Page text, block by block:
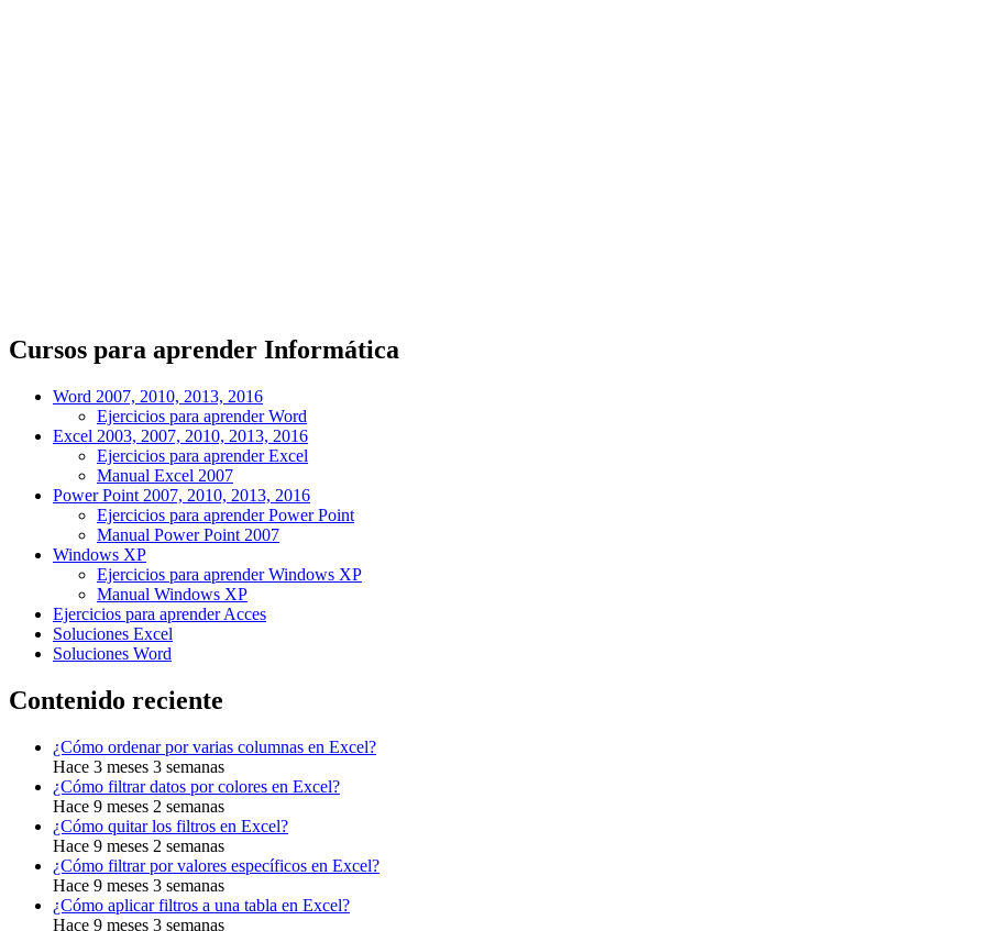
Cursos para aprender Informática
Word 2007, 2010, 2013, 2016
Ejercicios para aprender Word
Excel 2003, 2007, 2010, 2013, 2016
Ejercicios para aprender Excel
Manual Excel 2007
Power Point 2007, 2010, 2013, 2016
Ejercicios para aprender Power Point
Manual Power Point 2007
Windows XP
Ejercicios para aprender Windows XP
Manual Windows XP
Ejercicios para aprender Acces
Soluciones Excel
Soluciones Word
Contenido reciente
¿Cómo ordenar por varias columnas en Excel?
Hace 3 meses 3 semanas
¿Cómo filtrar datos por colores en Excel?
Hace 9 meses 2 semanas
¿Cómo quitar los filtros en Excel?
Hace 9 meses 2 semanas
¿Cómo filtrar por valores específicos en Excel?
Hace 9 meses 3 semanas
¿Cómo aplicar filtros a una tabla en Excel?
Hace 9 meses 3 semanas